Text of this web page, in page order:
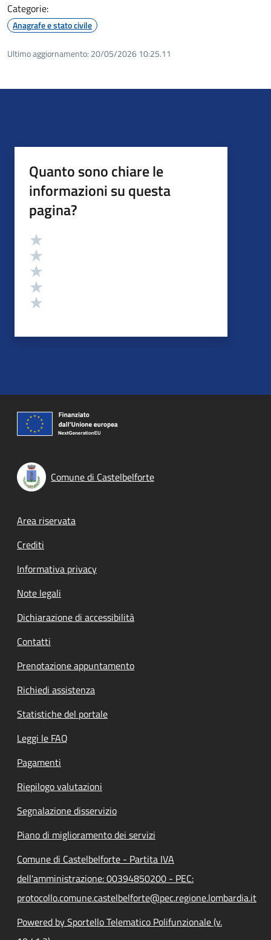
Categorie:
Anagrafe e stato civile
Ultimo aggiornamento: 20/05/2026 10:25.11
Quanto sono chiare le
informazioni su questa
pagina?
Valutazione
Comune di Castelbelforte
Footer menu
Area riservata
Crediti
Informativa privacy
Note legali
Dichiarazione di accessibilità
Contatti
Prenotazione appuntamento
Richiedi assistenza
Statistiche del portale
Leggi le FAQ
Pagamenti
Riepilogo valutazioni
Segnalazione disservizio
Piano di miglioramento dei servizi
Comune di Castelbelforte - Partita IVA
dell'amministrazione: 00394850200 - PEC:
protocollo.comune.castelbelforte@pec.regione.lombardia.it
Powered by Sportello Telematico Polifunzionale (v.